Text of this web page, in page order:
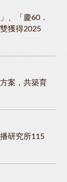
、「慶60．
獲得2025
案，共築育
研究所115